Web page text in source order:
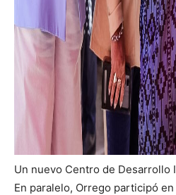
Un nuevo Centro de Desarrollo
En paralelo, Orrego participó